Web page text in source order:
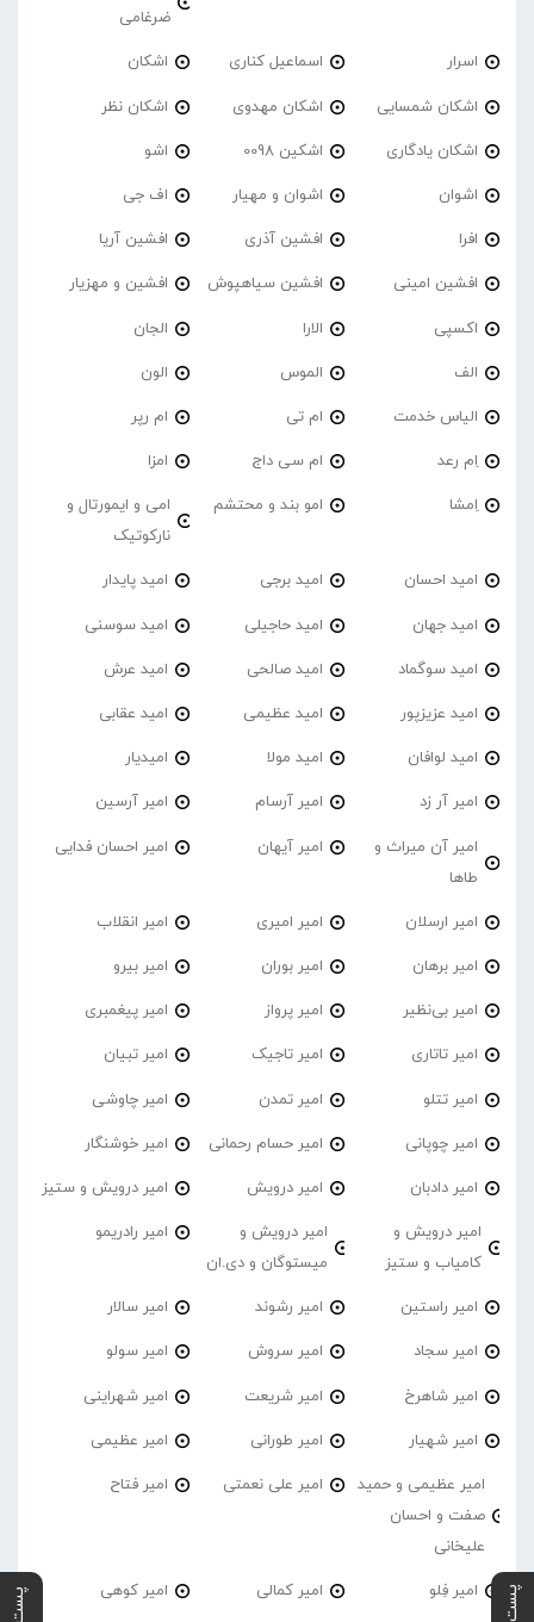
ضرغامی
اسرار اسماعیل کناری اشکان
اشکان شمسایی اشکان مهدوی اشکان نظر
اشکان یادگاری اشکین 0098 اشو
اشوان اشوان و مهیار اف جی
افرا افشین آذری افشین آریا
افشین امینی افشین سیاهپوش افشین و مهزیار
اکسپی الارا الجان
الف الموس الون
الیاس خدمت ام تی ام رپر
اِم رعد ام سی داج امزا
اِمشا امو بند و محتشم
امی و ایمورتال و
نارکوتیک
امید احسان امید برجی امید پایدار
امید جهان امید حاجیلی امید سوسنی
امید سوگماد امید صالحی امید عرش
امید عزیزپور امید عظیمی امید عقابی
امید لوافان امید مولا امیدیار
امیر آر زد امیر آرسام امیر آرسین
امیر آن میراث و
طاها
امیر آیهان امیر احسان فدایی
امیر ارسلان امیر امیری امیر انقلاب
امیر برهان امیر‌ بوران امیر بیرو
امیر بی‌نظیر امیر پرواز امیر پیغمبری
امیر تاتاری امیر تاجیک امیر تبیان
امیر تتلو امیر تمدن امیر چاوشی
امیر چوپانی امیر حسام رحمانی امیر خوشنگار
امیر دادبان امیر درویش امیر درویش و ستیز
امیر درویش و
کامیاب و ستیز
امیر درویش و
میستوگان و دی.ان
امیر رادریمو
امیر راستین امیر رشوند امیر سالار
امیر سجاد امیر سروش امیر سولو
امیر شاهرخ امیر شریعت امیر شهراینی
امیر شهیار امیر طورانی امیر عظیمی
امیر عظیمی و حمید
صفت و احسان
علیخانی
امیر علی نعمتی امیر فتاح
امیر فِلو امیر کمالی امیر کوهی